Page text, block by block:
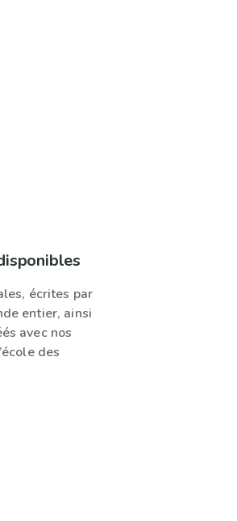
écrites par
entier, ainsi
avec nos
des